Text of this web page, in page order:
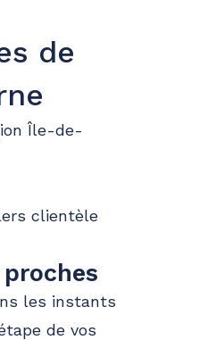
de
Île-de-
clientèle
les instants
de vos